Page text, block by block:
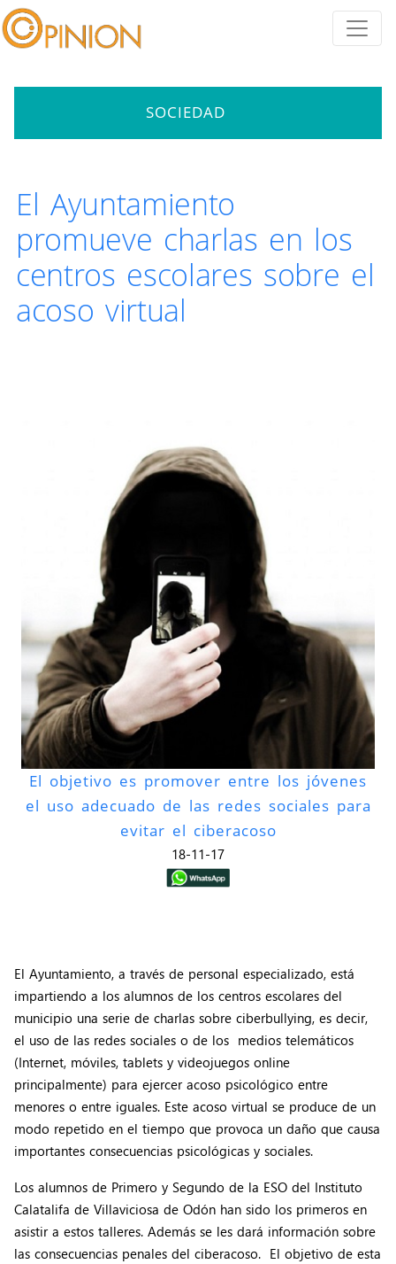
SOCIEDAD
El Ayuntamiento
promueve charlas en los
centros escolares sobre el
acoso virtual
El objetivo es promover entre los jóvenes
el uso adecuado de las redes sociales para
evitar el ciberacoso
18-11-17
El Ayuntamiento, a través de personal especializado, está
impartiendo a los alumnos de los centros escolares del
municipio una serie de charlas sobre ciberbullying, es decir,
el uso de las redes sociales o de los medios telemáticos
(Internet, móviles, tablets y videojuegos online
principalmente) para ejercer acoso psicológico entre
menores o entre iguales. Este acoso virtual se produce de un
modo repetido en el tiempo que provoca un daño que causa
importantes consecuencias psicológicas y sociales.
Los alumnos de Primero y Segundo de la ESO del Instituto
Calatalifa de Villaviciosa de Odón han sido los primeros en
asistir a estos talleres. Además se les dará información sobre
las consecuencias penales del ciberacoso. El objetivo de esta